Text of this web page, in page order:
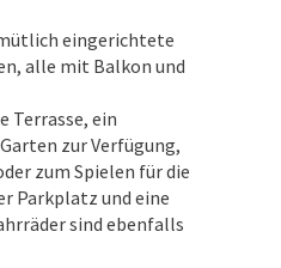
eingerichtete
alle mit Balkon und
Terrasse, ein
zur Verfügung,
zum Spielen für die
Parkplatz und eine
sind ebenfalls